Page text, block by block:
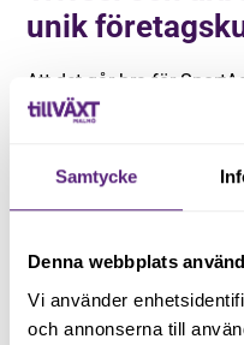
Samtycke
Denna webbplats
Vi använder
och annonserna till
unik
Att det går bra för
2019, 2020 och 2021
– Vi vill vara en av
arbetsgivare så vi satsar